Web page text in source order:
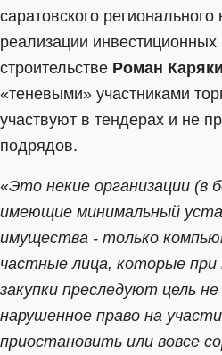
саратовского регионального
реализации инвестиционных
строительстве Роман
«теневыми» участниками
участвуют в тендерах и не
подрядов.
«Это некие организации (в
имеющие минимальный
имущества - только
частные лица, которые при
закупки преследуют цель
нарушенное право на
приостановить или вовсе